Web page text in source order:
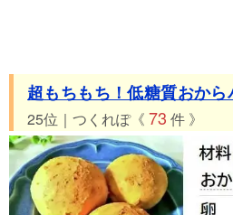
超もちもち！低糖質おから
25位｜つくれぽ《 73 件 》